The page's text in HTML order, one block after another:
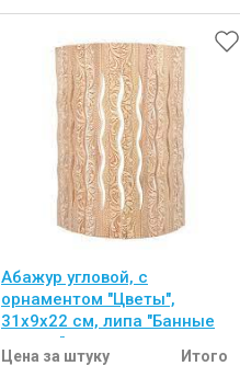
Абажур угловой, с
орнаментом "Цветы",
31х9х22 см, липа "Банные
штучки"
Цена за штуку Итого